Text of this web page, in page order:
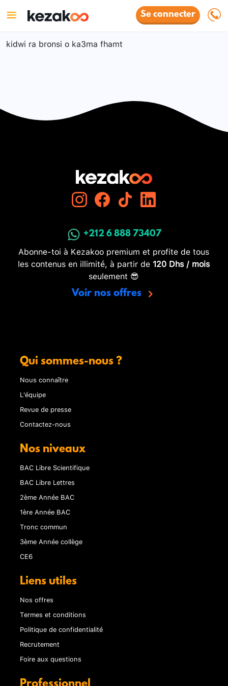
Se connecter
kidwi ra bronsi o ka3ma fhamt
+212 6 888 73407
Abonne-toi à Kezakoo premium et profite de tous
les contenus en illimité, à partir de 120 Dhs / mois
seulement 😎
Voir nos offres
Qui sommes-nous ?
Nous connaître
L'équipe
Revue de presse
Contactez-nous
Nos niveaux
BAC Libre Scientifique
BAC Libre Lettres
2ème Année BAC
1ère Année BAC
Tronc commun
3ème Année collège
CE6
Liens utiles
Nos offres
Termes et conditions
Politique de confidentialité
Recrutement
Foire aux questions